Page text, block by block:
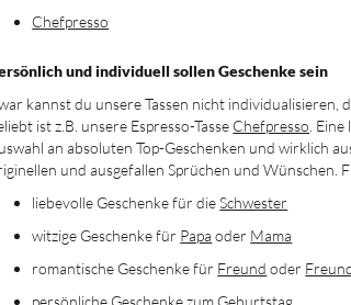
Chefpresso
und individuell sollen Geschenke sein
kannst du unsere Tassen nicht individualisieren,
ist z.B. unsere Espresso-Tasse Chefpresso .
an absoluten Top-Geschenken und wirklich
und ausgefallen Sprüchen und Wünschen.
liebevolle Geschenke für dieSchwester
witzige Geschenke für Papa oder Mama
romantische Geschenke für Freund oder
persönliche Geschenke zum Geburtstag